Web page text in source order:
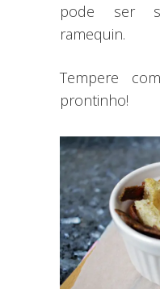
pode ser
ramequin.
Tempere
prontinho!